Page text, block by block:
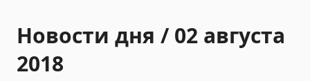
Новости дня / 02 августа
2018